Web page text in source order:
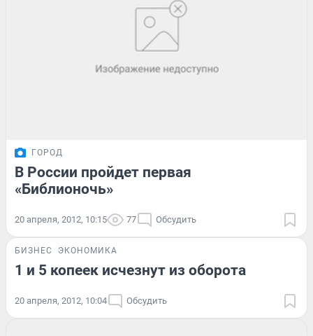
ГОРОД
В России пройдет первая
«Библионочь»
20 апреля, 2012, 10:15 77 Обсудить
БИЗНЕС ЭКОНОМИКА
1 и 5 копеек исчезнут из оборота
20 апреля, 2012, 10:04 Обсудить